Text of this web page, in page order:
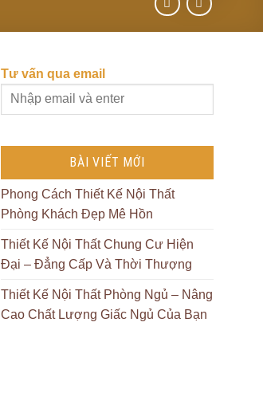
Tư vấn qua email
BÀI VIẾT MỚI
Phong Cách Thiết Kế Nội Thất
Phòng Khách Đẹp Mê Hồn
Thiết Kế Nội Thất Chung Cư Hiện
Đại – Đẳng Cấp Và Thời Thượng
Thiết Kế Nội Thất Phòng Ngủ – Nâng
Cao Chất Lượng Giấc Ngủ Của Bạn